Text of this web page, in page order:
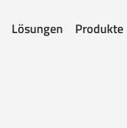
Lösungen Produkte